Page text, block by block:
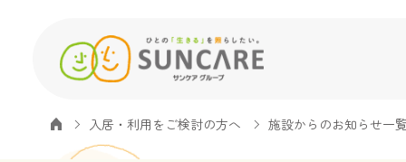
入居・利用をご検討の方へ 施設からのお知らせ一